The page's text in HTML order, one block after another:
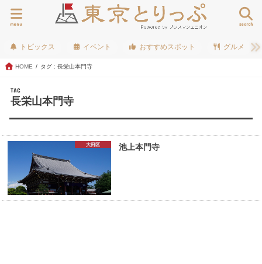
search
menu
トピックス イベント おすすめスポット グルメ
HOME タグ : 長栄山本門寺
TAG
長栄山本門寺
大田区 池上本門寺